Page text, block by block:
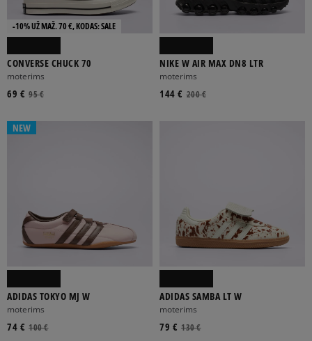
-10% UŽ MAŽ. 70 €, KODAS: SALE
CONVERSE CHUCK 70
moterims
95 €
69 €
NIKE W AIR MAX DN8 LTR
moterims
200 €
144 €
NEW
ADIDAS TOKYO MJ W
moterims
100 €
74 €
ADIDAS SAMBA LT W
moterims
130 €
79 €